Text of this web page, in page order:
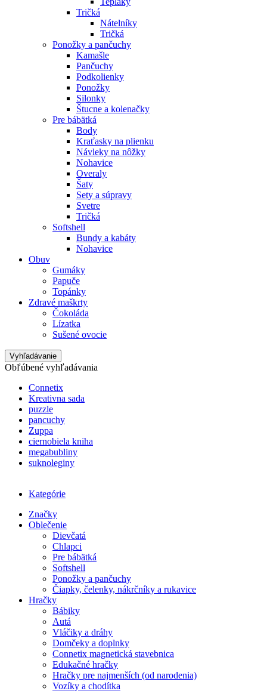
Tričká
Nátelníky
Tričká
Ponožky a pančuchy
Kamašle
Pančuchy
Podkolienky
Ponožky
Silonky
Štucne a kolenačky
Pre bábätká
Body
Kraťasky na plienku
Návleky na nôžky
Nohavice
Overaly
Šaty
Sety a súpravy
Svetre
Tričká
Softshell
Bundy a kabáty
Nohavice
Obuv
Gumáky
Papuče
Topánky
Zdravé maškrty
Čokoláda
Lízatka
Sušené ovocie
Vyhľadávanie
Obľúbené vyhľadávania
Connetix
Kreativna sada
puzzle
pancuchy
Zuppa
ciernobiela kniha
megabubliny
suknoleginy
Kategórie
Značky
Oblečenie
Dievčatá
Chlapci
Pre bábätká
Softshell
Ponožky a pančuchy
Čiapky, čelenky, nákrčníky a rukavice
Hračky
Bábiky
Autá
Vláčiky a dráhy
Domčeky a doplnky
Connetix magnetická stavebnica
Edukačné hračky
Hračky pre najmenších (od narodenia)
Vozíky a chodítka